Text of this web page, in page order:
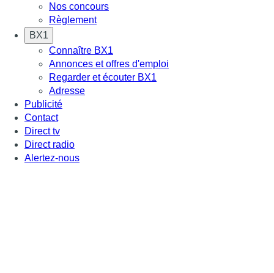
Nos concours
Règlement
BX1
Connaître BX1
Annonces et offres d'emploi
Regarder et écouter BX1
Adresse
Publicité
Contact
Direct tv
Direct radio
Alertez-nous